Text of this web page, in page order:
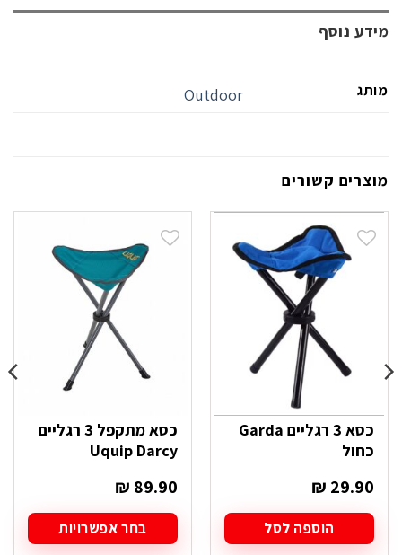
מידע נוסף
מותג Outdoor
מוצרים קשורים
כסא 3 רגליים Garda
כחול
₪ 29.90
הוספה לסל
כסא מתקפל 3 רגליים
Uquip Darcy
₪ 89.90
בחר אפשרויות